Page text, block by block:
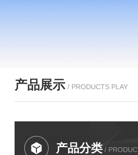
产品展示 / PRODUCTS PLAY
产品分类 /